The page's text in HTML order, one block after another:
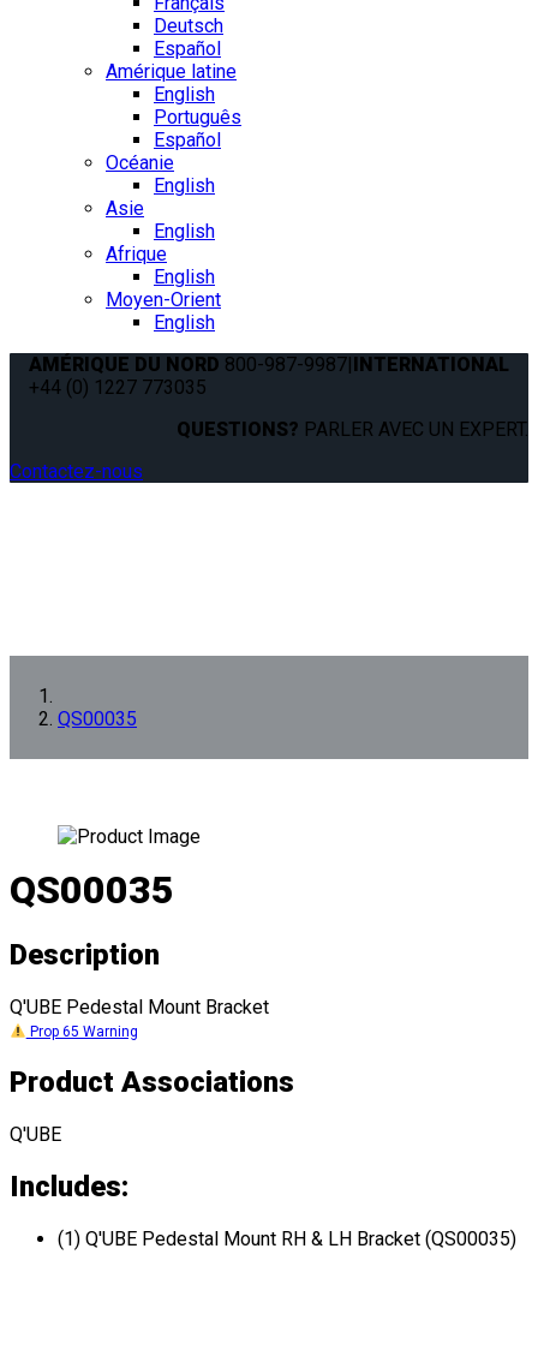
Deutsch
Español
Amérique latine
English
Português
Español
Océanie
English
Asie
English
Afrique
English
Moyen-Orient
English
AMÉRIQUE DU NORD 800-987-9987|INTERNATIONAL
+44 (0) 1227 773035
QUESTIONS? PARLER AVEC UN EXPERT.
Contactez-nous
QS00035
QS00035
Description
Q'UBE Pedestal Mount Bracket
Prop 65 Warning
Product Associations
Q'UBE
Includes:
(1) Q'UBE Pedestal Mount RH & LH Bracket (QS00035)